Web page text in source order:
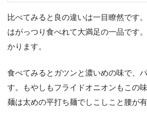
比べてみると良の違いは一目瞭然です
はがっつり食べれて大満足の一品です
かります。
食べてみるとガツンと濃いめの味で、
す。もやしもフライドオニオンもこの
麺は太めの平打ち麺でしこしこと腰が